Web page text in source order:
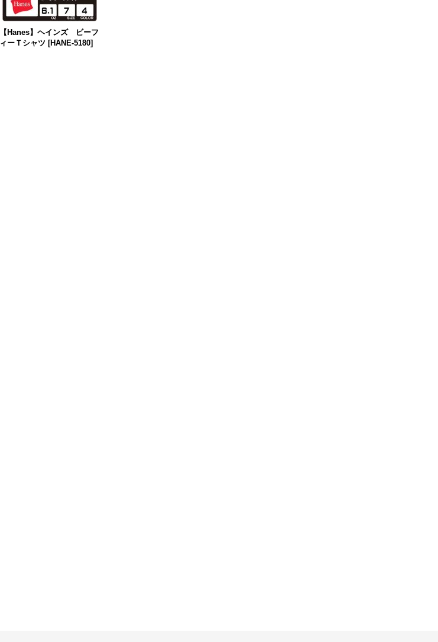
【Hanes】ヘインズ ビーフ
ィーＴシャツ [HANE-5180]